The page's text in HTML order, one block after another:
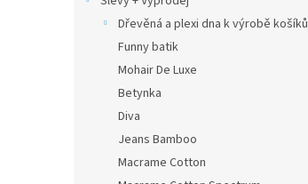
Dřevěná a plexi dna k výrobě košíků
Funny batik
Mohair De Luxe
Betynka
Diva
Jeans Bamboo
Macrame Cotton